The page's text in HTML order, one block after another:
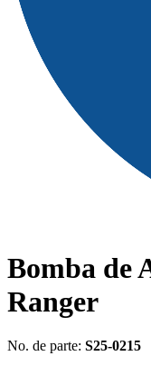
Bomba de
Ranger
No. de parte: S25-0215